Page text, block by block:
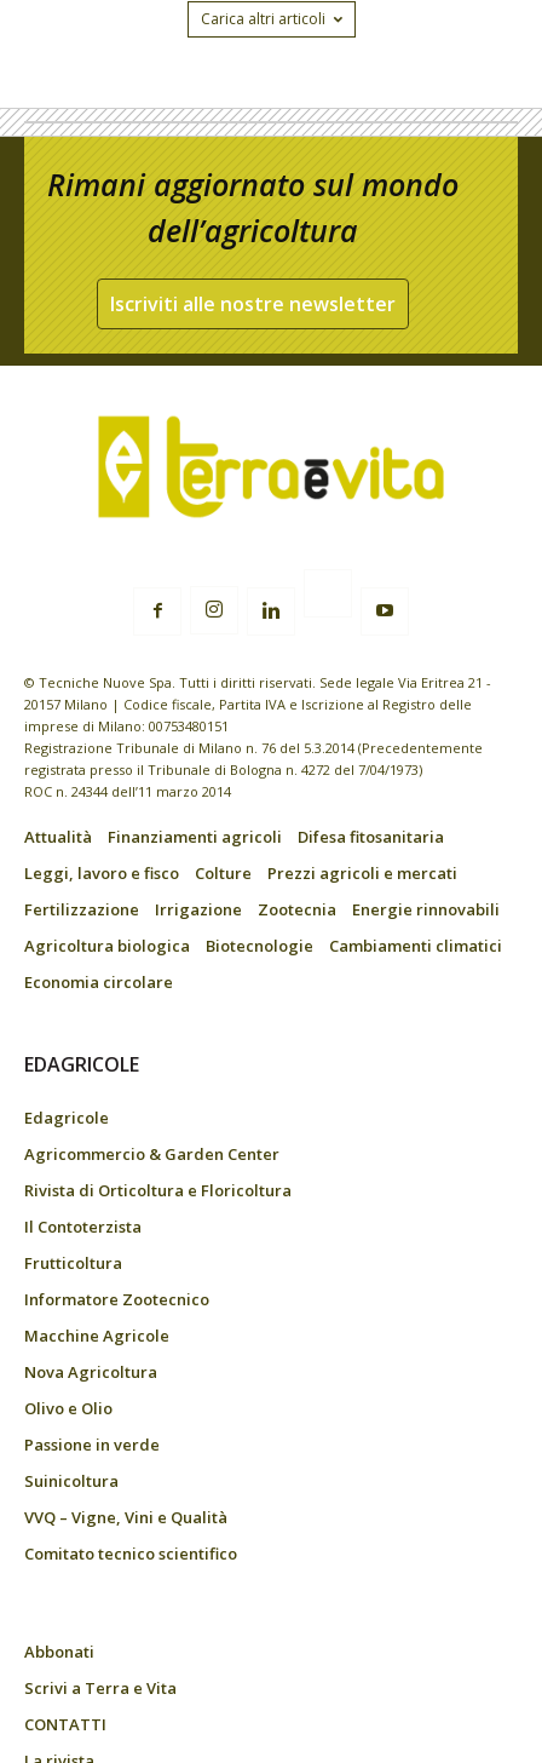
Carica altri articoli
Rimani aggiornato sul mondo
dell’agricoltura
Iscriviti alle nostre newsletter
© Tecniche Nuove Spa. Tutti i diritti riservati. Sede legale Via Eritrea 21 -
20157 Milano | Codice fiscale, Partita IVA e Iscrizione al Registro delle
imprese di Milano: 00753480151
Registrazione Tribunale di Milano n. 76 del 5.3.2014 (Precedentemente
registrata presso il Tribunale di Bologna n. 4272 del 7/04/1973)
ROC n. 24344 dell’11 marzo 2014
Attualità Finanziamenti agricoli
Difesa fitosanitaria
Leggi, lavoro e fisco
Colture
Prezzi agricoli e mercati
Fertilizzazione
Irrigazione Zootecnia
Energie rinnovabili
Agricoltura biologica
Biotecnologie
Cambiamenti climatici
Economia circolare
EDAGRICOLE
Edagricole
Agricommercio & Garden Center
Rivista di Orticoltura e Floricoltura
Il Contoterzista
Frutticoltura
Informatore Zootecnico
Macchine Agricole
Nova Agricoltura
Olivo e Olio
Passione in verde
Suinicoltura
VVQ – Vigne, Vini e Qualità
Comitato tecnico scientifico
Abbonati
Scrivi a Terra e Vita
CONTATTI